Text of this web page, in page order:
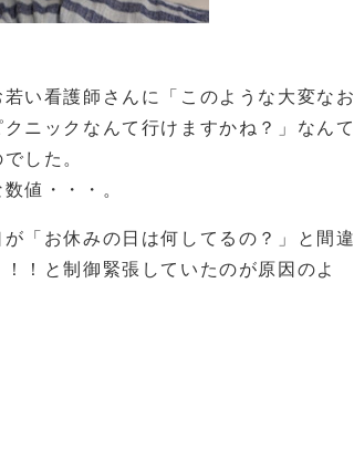
い看護師さんに「このような大変なお
ニックなんて行けますかね？」なんて
した。
値・・・。
「お休みの日は何してるの？」と間違
！と制御緊張していたのが原因のよ